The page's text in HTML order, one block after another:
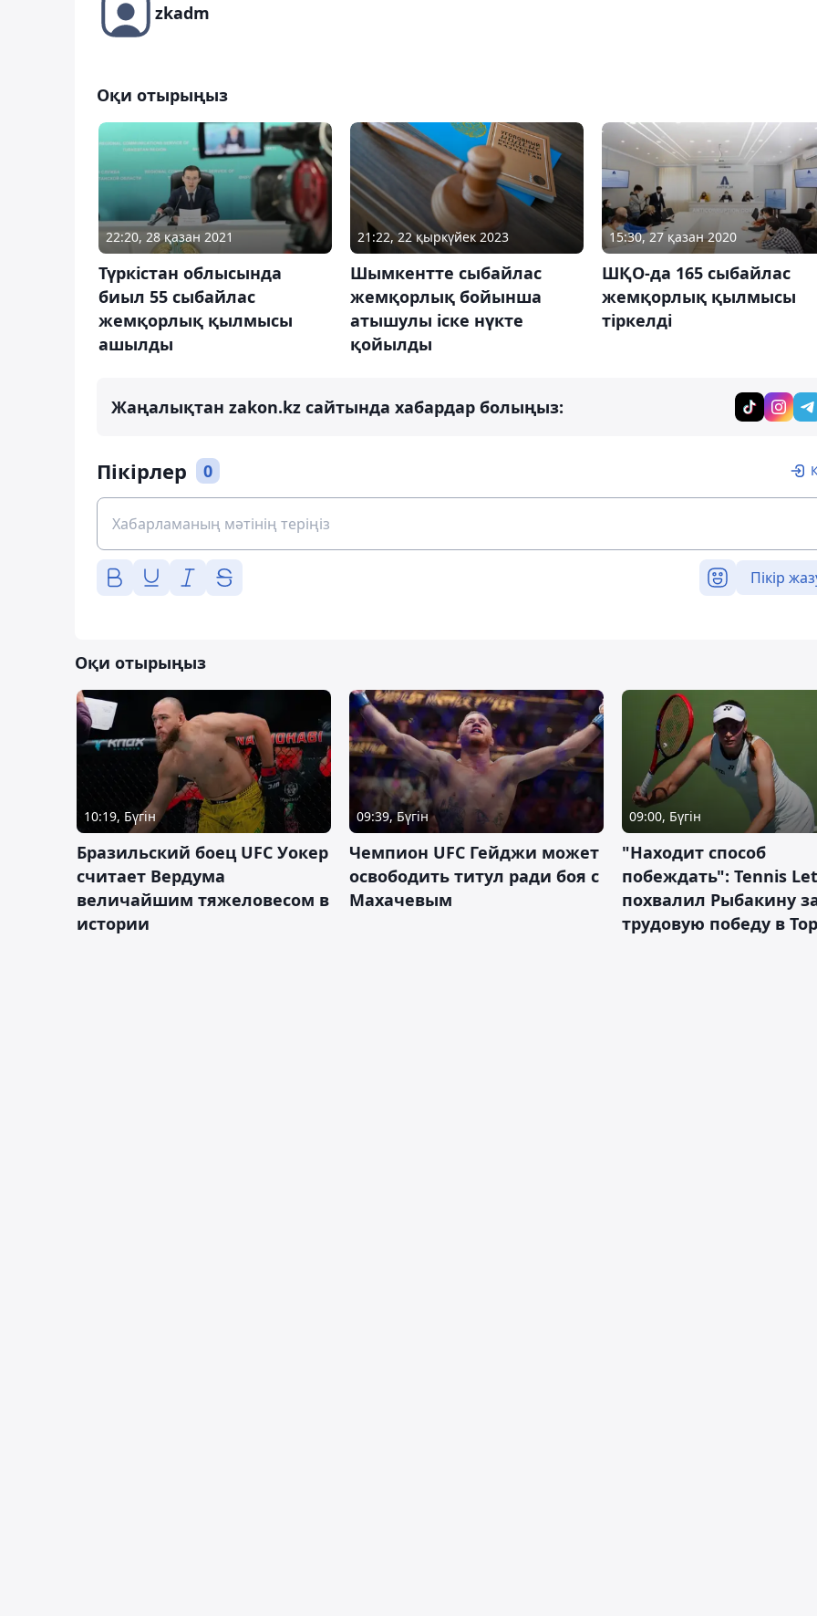
zkadm
Оқи отырыңыз
22:20, 28 қазан 2021
Түркістан облысында
биыл 55 сыбайлас
жемқорлық қылмысы
ашылды
21:22, 22 қыркүйек 2023
Шымкентте сыбайлас
жемқорлық бойынша
атышулы іске нүкте
қойылды
15:30, 27 қазан 2020
ШҚО-да 165 сыбайлас
жемқорлық қылмысы
тіркелді
Жаңалықтан zakon.kz сайтында хабардар болыңыз:
Пікірлер 0
Пікір
Оқи отырыңыз
10:19, Бүгін
Бразильский боец UFC Уокер
считает Вердума
величайшим тяжеловесом в
истории
09:39, Бүгін
Чемпион UFC Гейджи может
освободить титул ради боя с
Махачевым
09:00, Бүгін
"Находит способ
побеждать": Tennis
похвалил Рыбакину
трудовую победу в